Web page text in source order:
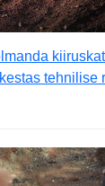
tehnilise